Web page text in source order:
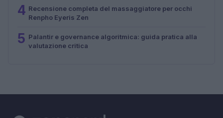
4 Recensione completa del massaggiatore per occhi
Renpho Eyeris Zen
5 Palantir e governance algoritmica: guida pratica alla
valutazione critica